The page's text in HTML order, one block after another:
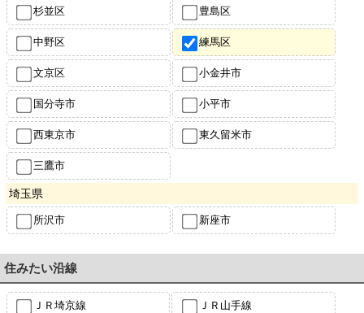
杉並区 豊島区
中野区 練馬区
文京区 小金井市
国分寺市 小平市
西東京市 東久留米市
三鷹市
埼玉県
所沢市 新座市
住みたい沿線
ＪＲ埼京線 ＪＲ山手線